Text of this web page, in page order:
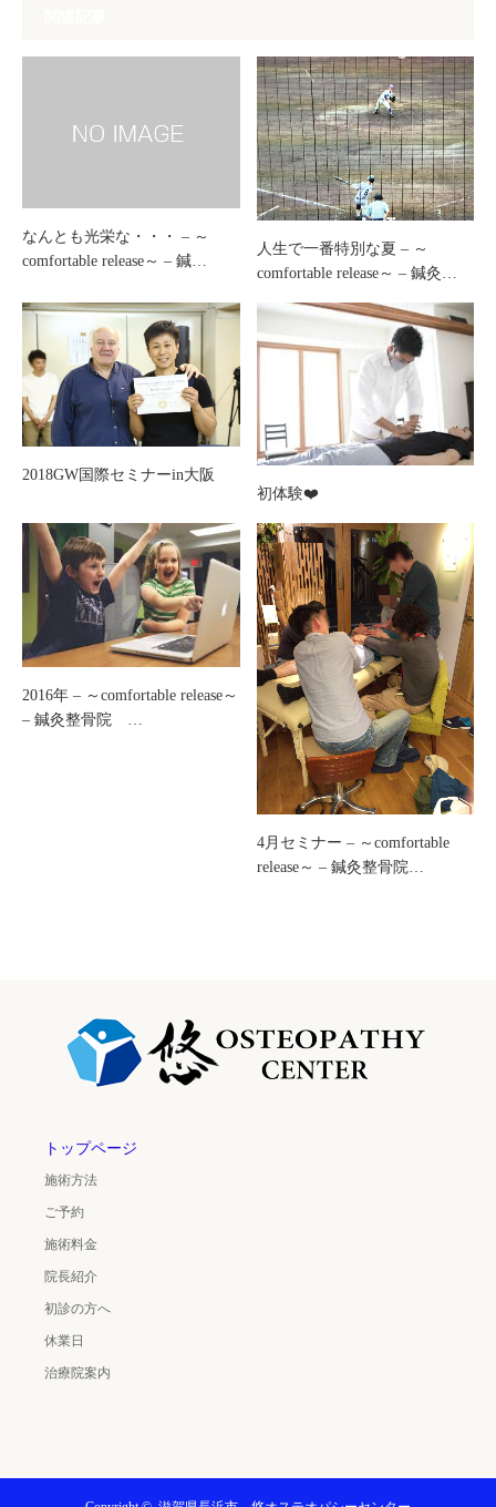
なんとも光栄な・・・ – ～
comfortable release～ – 鍼…
人生で一番特別な夏 – ～
comfortable release～ – 鍼灸…
2018GW国際セミナーin大阪
初体験❤️
2016年 – ～comfortable release～
– 鍼灸整骨院 …
4月セミナー – ～comfortable
release～ – 鍼灸整骨院…
トップページ
施術方法
ご予約
施術料金
院長紹介
初診の方へ
休業日
治療院案内